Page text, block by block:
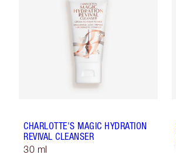
CHARLOTTE'S MAGIC HYDRATION
REVIVAL CLEANSER
30 ml